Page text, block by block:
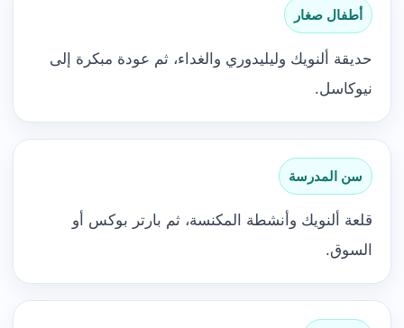
أطفال صغار
حديقة ألنويك وليليدوري والغداء، ثم عودة مبكرة إلى
نيوكاسل.
سن المدرسة
قلعة ألنويك وأنشطة المكنسة، ثم بارتر بوكس أو
السوق.